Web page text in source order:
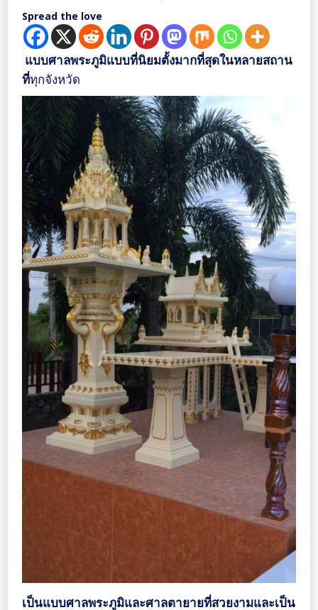
Spread the love
แบบศาลพระภูมิแบบที่นิยมตั้งมากที่สุดในหลายสถาน
ที่ทุกจังหวัด
เป็นแบบศาลพระภูมิและศาลตายายที่สวยงามและเป็น